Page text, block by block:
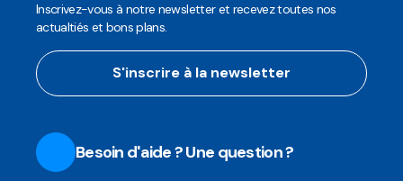
Inscrivez-vous à notre newsletter et recevez toutes nos
actualtiés et bons plans.
S'inscrire à la newsletter
Besoin d'aide ? Une question ?